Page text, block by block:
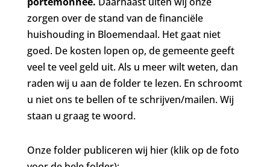
zorgen over de stand van de financiële
huishouding in Bloemendaal. Het gaat niet
goed. De kosten lopen op, de gemeente geeft
veel te veel geld uit. Als u meer wilt weten, dan
raden wij u aan de folder te lezen. En schroomt
u niet ons te bellen of te schrijven/mailen. Wij
staan u graag te woord.
Onze folder publiceren wij hier (klik op de foto